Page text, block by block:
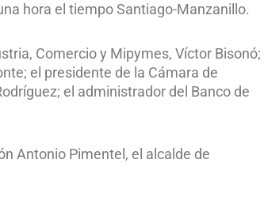
hora el tiempo Santiago-Manzanillo.
Comercio y Mipymes, Víctor Bisonó;
el presidente de la Cámara de
el administrador del Banco de
Antonio Pimentel, el alcalde de